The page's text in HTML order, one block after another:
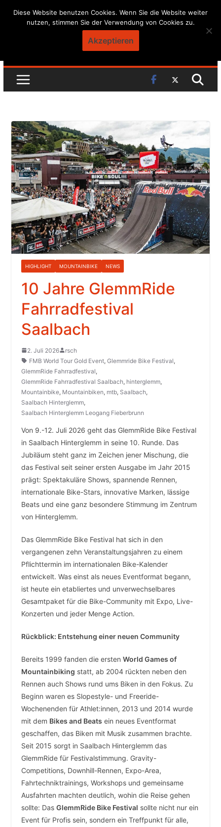
Skip
HIGHLIGHT MOUNTAINBIKE NEWS
10 Jahre GlemmRide
Fahrradfestival
Saalbach
2. Juli 2026
rsch
FMB World Tour Gold Event, Glemmride Bike Festival,
GlemmRide Fahrradfestival,
GlemmRide Fahrradfestival Saalbach, hinterglemm,
Mountainbike, Mountainbiken, mtb, Saalbach,
Saalbach Hinterglemm,
Saalbach Hinterglemm Leogang Fieberbrunn
Von 9.-12. Juli 2026 geht das GlemmRide Bike Festival
in Saalbach Hinterglemm in seine 10. Runde. Das
Jubiläum steht ganz im Zeichen jener Mischung, die
das Festival seit seiner ersten Ausgabe im Jahr 2015
prägt: Spektakuläre Shows, spannende Rennen,
internationale Bike-Stars, innovative Marken, lässige
Beats und eine ganz besondere Stimmung im Zentrum
von Hinterglemm.
Das GlemmRide Bike Festival hat sich in den
vergangenen zehn Veranstaltungsjahren zu einem
Pflichttermin im internationalen Bike-Kalender
entwickelt. Was einst als neues Eventformat begann,
ist heute ein etabliertes und unverwechselbares
Gesamtpaket für die Bike-Community mit Expo, Live-
Konzerten und jeder Menge Action.
Rückblick: Entstehung einer neuen Community
Bereits 1999 fanden die ersten World Games of
Mountainbiking statt, ab 2004 rückten neben den
Rennen auch Shows rund ums Biken in den Fokus. Zu
Beginn waren es Slopestyle- und Freeride-
Wochenenden für Athlet:innen, 2013 und 2014 wurde
mit dem Bikes and Beats ein neues Eventformat
geschaffen, das Biken mit Musik zusammen brachte.
Seit 2015 sorgt in Saalbach Hinterglemm das
GlemmRide für Festivalstimmung. Gravity-
Competitions, Downhill-Rennen, Expo-Area,
Fahrtechniktrainings, Workshops und gemeinsame
Ausfahrten machten deutlich, wohin die Reise gehen
sollte: Das GlemmRide Bike Festival sollte nicht nur ein
Event für Profis sein, sondern ein Treffpunkt für alle,
Diese Website benutzen Cookies. Wenn Sie die Website weiter
nutzen, stimmen Sie der Verwendung von Cookies zu.
Akzeptieren